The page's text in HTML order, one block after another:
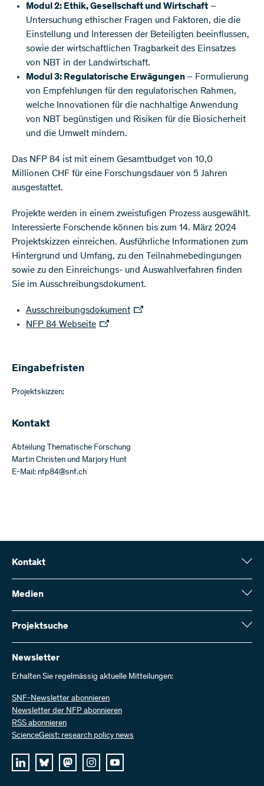
Modul 2: Ethik, Gesellschaft und Wirtschaft –
Untersuchung ethischer Fragen und Faktoren, die die
Einstellung und Interessen der Beteiligten beeinflussen,
sowie der wirtschaftlichen Tragbarkeit des Einsatzes
von NBT in der Landwirtschaft.
Modul 3: Regulatorische Erwägungen – Formulierung
von Empfehlungen für den regulatorischen Rahmen,
welche Innovationen für die nachhaltige Anwendung
von NBT begünstigen und Risiken für die Biosicherheit
und die Umwelt mindern.
Das NFP 84 ist mit einem Gesamtbudget von 10,0
Millionen CHF für eine Forschungsdauer von 5 Jahren
ausgestattet.
Projekte werden in einem zweistufigen Prozess ausgewählt.
Interessierte Forschende können bis zum 14. März 2024
Projektskizzen einreichen. Ausführliche Informationen zum
Hintergrund und Umfang, zu den Teilnahmebedingungen
sowie zu den Einreichungs- und Auswahlverfahren finden
Sie im Ausschreibungsdokument.
Ausschreibungsdokument
NFP 84 Webseite
Eingabefristen
Projektskizzen:
Kontakt
Abteilung Thematische Forschung
Martin Christen und Marjory Hunt
E-Mail: nfp84@snf.ch
Kontakt
Schweizerischer Nationalfonds (SNF)
Wildhainweg 3
Kontakt aufnehmen
Rechnung senden
Bei uns arbeiten
Offene Stellen
Medien
Medienauskünfte
Jahresbericht
Projektsuche
Hier finden Sie umfangreiche Informationen zu den vom SNF
bewilligten Forschungsprojekten und Förderbeiträgen:
Projektsuche
Newsletter
Erhalten Sie regelmässig aktuelle Mitteilungen:
SNF-Newsletter abonnieren
Newsletter der NFP abonnieren
RSS abonnieren
ScienceGeist: research policy news